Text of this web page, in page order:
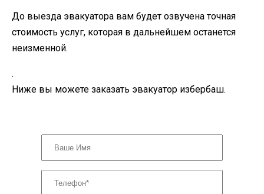
До выезда эвакуатора вам будет озвучена точная
стоимость услуг, которая в дальнейшем останется
неизменной.
.
Ниже вы можете заказать эвакуатор избербаш.